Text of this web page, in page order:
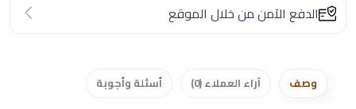
الدفع الآمن من خلال الموقع
وصف آراء العملاء (0) أسئلة وأجوبة